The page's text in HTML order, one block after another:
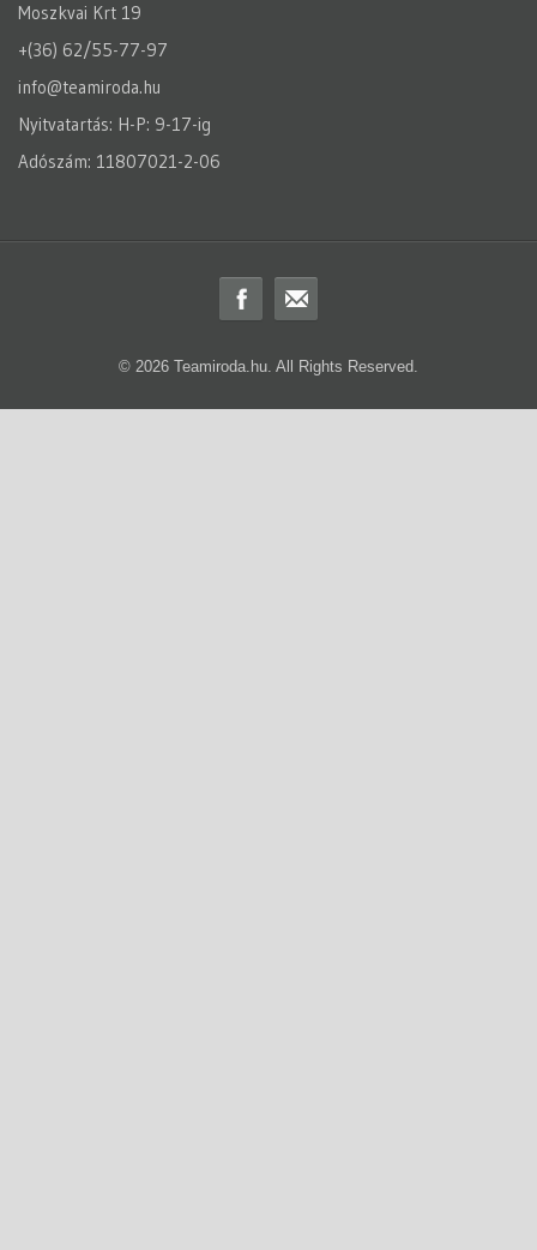
Moszkvai Krt 19
+(36) 62/55-77-97
info@teamiroda.hu
Nyitvatartás: H-P: 9-17-ig
Adószám: 11807021-2-06
© 2026 Teamiroda.hu. All Rights Reserved.